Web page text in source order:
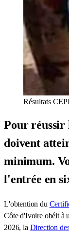
Résultats
Pour réussir
doivent
minimum.
l'entrée en
L'obtention du
Côte d'Ivoire obéit à
2026, la Direction